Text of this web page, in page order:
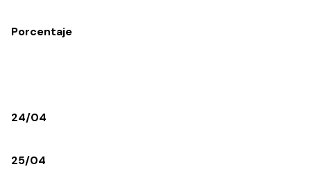
Porcentaje
24/04
25/04